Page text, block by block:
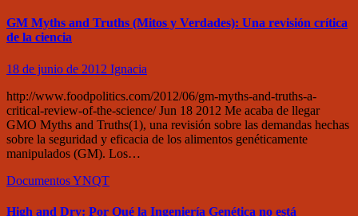
GM Myths and Truths (Mitos y Verdades): Una revisión crítica
de la ciencia
18 de junio de 2012 Ignacia
http://www.foodpolitics.com/2012/06/gm-myths-and-truths-a-
critical-review-of-the-science/ Jun 18 2012 Me acaba de llegar
GMO Myths and Truths(1), una revisión sobre las demandas hechas
sobre la seguridad y eficacia de los alimentos genéticamente
manipulados (GM). Los…
DocumentosYNQT
High and Dry: Por Qué la Ingeniería Genética no está